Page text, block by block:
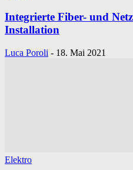
Integrierte Fiber- und
Installation
Luca Poroli - 18. Mai 2021
Elektro